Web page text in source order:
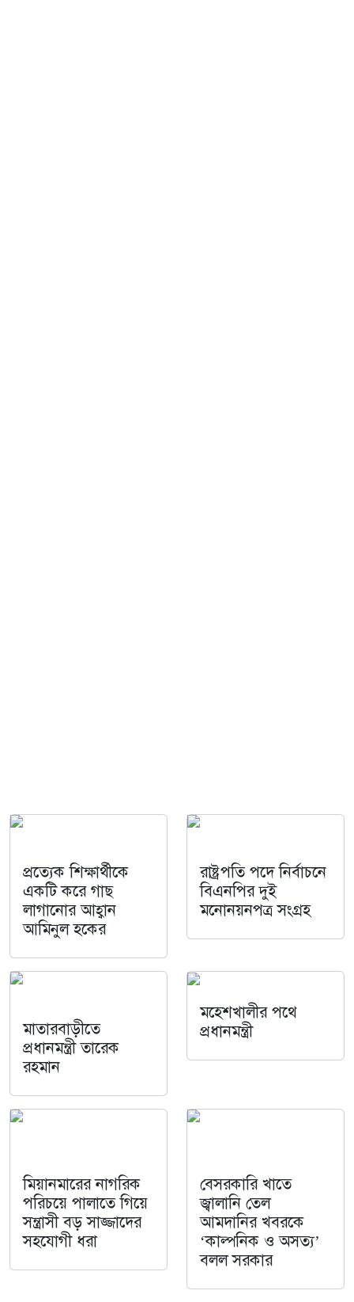
প্রত্যেক শিক্ষার্থীকে
একটি করে গাছ
লাগানোর আহ্বান
আমিনুল হকের
রাষ্ট্রপতি পদে নির্বাচনে
বিএনপির দুই
মনোনয়নপত্র সংগ্রহ
মাতারবাড়ীতে
প্রধানমন্ত্রী তারেক
রহমান
মহেশখালীর পথে
প্রধানমন্ত্রী
মিয়ানমারের নাগরিক
পরিচয়ে পালাতে গিয়ে
সন্ত্রাসী বড় সাজ্জাদের
সহযোগী ধরা
বেসরকারি খাতে
জ্বালানি তেল
আমদানির খবরকে
‘কাল্পনিক ও অসত্য’
বলল সরকার